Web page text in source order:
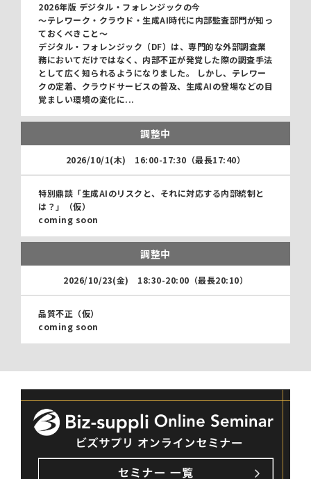
2026年版 デジタル・フォレンジックの今
～テレワーク・クラウド・生成AI時代に内部監査部門が知っ
ておくべきこと～
デジタル・フォレンジック（DF）は、専門的な外部調査業
務においてだけではなく、内部不正が発覚した際の調査手法
として広く知られるようになりました。 しかし、テレワー
クの定着、クラウドサービスの普及、生成AIの登場などの目
覚ましい環境の変化に...
調整中
2026/10/1(木) 16:00-17:30（最長17:40）
特別鼎談「生成AIのリスクと、それに対応する内部統制と
は？」（仮）
coming soon
調整中
2026/10/23(金) 18:30-20:00（最長20:10）
品質不正（仮）
coming soon